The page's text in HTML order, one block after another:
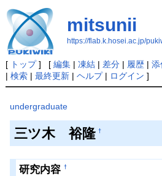
mitsunii
https://flab.k.hosei.ac.jp/
[ トップ] [ 編集| 凍結| 差分| 履歴| 添
| 検索| 最終更新| ヘルプ| ログイン ]
undergraduate
三ツ木 裕隆 †
研究内容 †